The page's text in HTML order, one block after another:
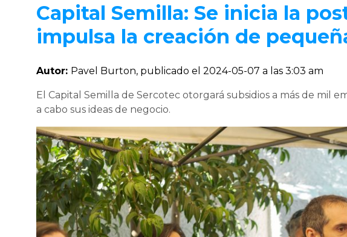
Capital Semilla: Se inicia la
impulsa la creación de
Autor: Pavel Burton, publicado el 2024-05-07 a las 3:03 am
El Capital Semilla de Sercotec otorgará subsidios a más de
a cabo sus ideas de negocio.